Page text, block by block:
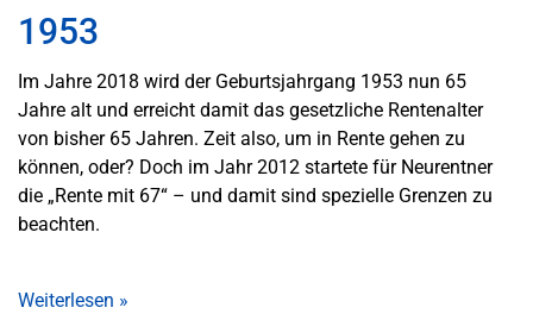
1953
Im Jahre 2018 wird der Geburtsjahrgang 1953 nun 65
Jahre alt und erreicht damit das gesetzliche Rentenalter
von bisher 65 Jahren. Zeit also, um in Rente gehen zu
können, oder? Doch im Jahr 2012 startete für Neurentner
die „Rente mit 67“ – und damit sind spezielle Grenzen zu
beachten.
Weiterlesen »